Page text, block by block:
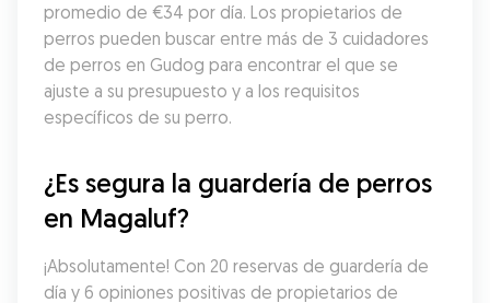
promedio de €34 por día. Los propietarios de
perros pueden buscar entre más de 3 cuidadores
de perros en Gudog para encontrar el que se
ajuste a su presupuesto y a los requisitos
específicos de su perro.
¿Es segura la guardería de perros
en Magaluf?
¡Absolutamente! Con 20 reservas de guardería de
día y 6 opiniones positivas de propietarios de